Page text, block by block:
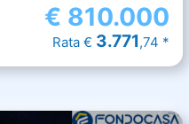
€ 810.000
Rata € 3.771,74 *